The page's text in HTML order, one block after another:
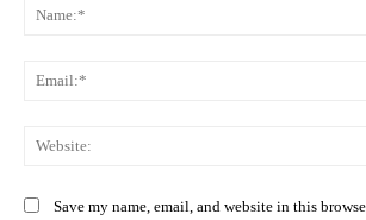
Save my name, email, and website in this